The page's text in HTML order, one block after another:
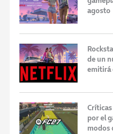
agosto
de un
emitirá
por el
modos